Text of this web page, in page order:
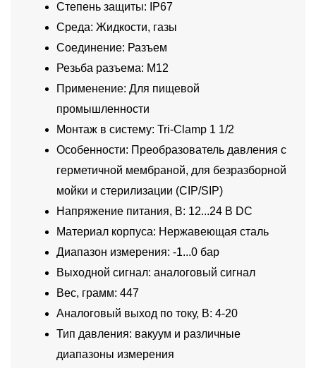
Степень защиты: IP67
Среда: Жидкости, газы
Соединение: Разъем
Резьба разъема: M12
Применение: Для пищевой
промышленности
Монтаж в систему: Tri-Clamp 1 1/2
Особенности: Преобразователь давления с
герметичной мембраной, для безразборной
мойки и стерилизации (CIP/SIP)
Напряжение питания, В: 12...24 В DC
Материал корпуса: Нержавеющая сталь
Диапазон измерения: -1...0 бар
Выходной сигнал: аналоговый сигнал
Вес, грамм: 447
Аналоговый выход по току, В: 4-20
Тип давления: вакуум и различные
диапазоны измерения